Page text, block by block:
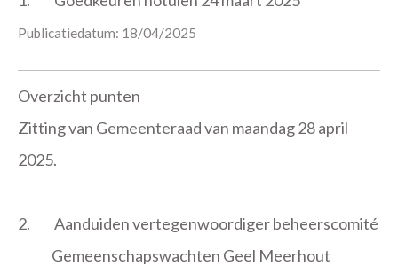
Publicatiedatum: 18/04/2025
Overzicht punten
Zitting van Gemeenteraad van maandag 28 april
2025.
2.
Aanduiden vertegenwoordiger beheerscomité
Gemeenschapswachten Geel Meerhout